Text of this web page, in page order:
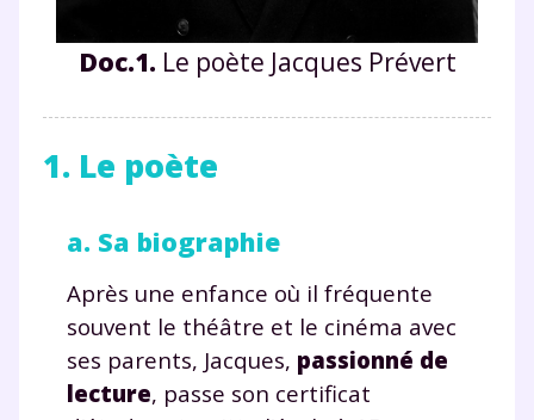
Doc.1. Le poète Jacques Prévert
1. Le poète
a. Sa biographie
Après une enfance où il fréquente
souvent le théâtre et le cinéma avec
ses parents, Jacques, passionné de
lecture, passe son certificat